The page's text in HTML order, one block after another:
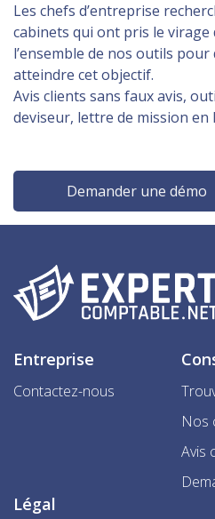
Les chefs d’entreprise
cabinets qui ont pris le virage
l’ensemble de nos outils
atteindre cet objectif.
Avis clients sans faux avis,
deviseur, lettre de mission en
Demander une démo
Entreprise
Contactez-nous
Nos
Avis
Légal